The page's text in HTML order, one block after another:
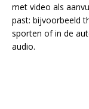
met video als
past: bijvoorbeeld
sporten of in de
audio.